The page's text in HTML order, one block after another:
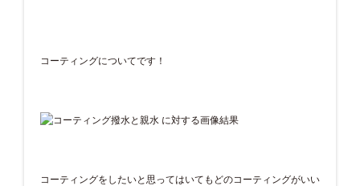
コーティングについてです！
コーティングをしたいと思ってはいてもどのコーティングがいい